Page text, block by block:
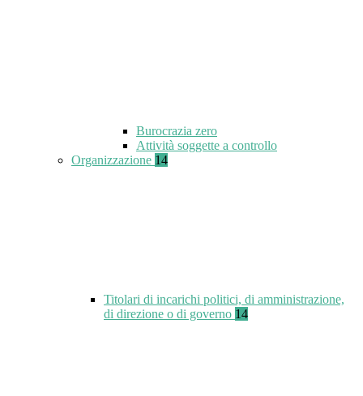
Burocrazia zero
Attività soggette a controllo
Organizzazione 14
Titolari di incarichi politici, di amministrazione,
di direzione o di governo 14